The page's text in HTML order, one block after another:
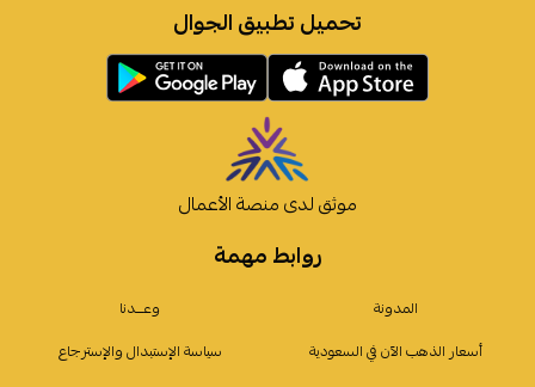
روابط مهمة
المدونة
وعـــدنا
أسعار الذهب الآن في السعودية
سياسة الإستبدال والإسترجاع
تحميل تطبيق الجوال
موثق لدى منصة الأعمال